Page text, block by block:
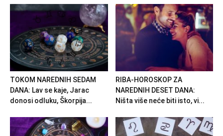
TOKOM NAREDNIH SEDAM
DANA: Lav se kaje, Jarac
donosi odluku, Škorpija...
RIBA-HOROSKOP ZA
NAREDNIH DESET DANA:
Ništa više neće biti isto, vi...